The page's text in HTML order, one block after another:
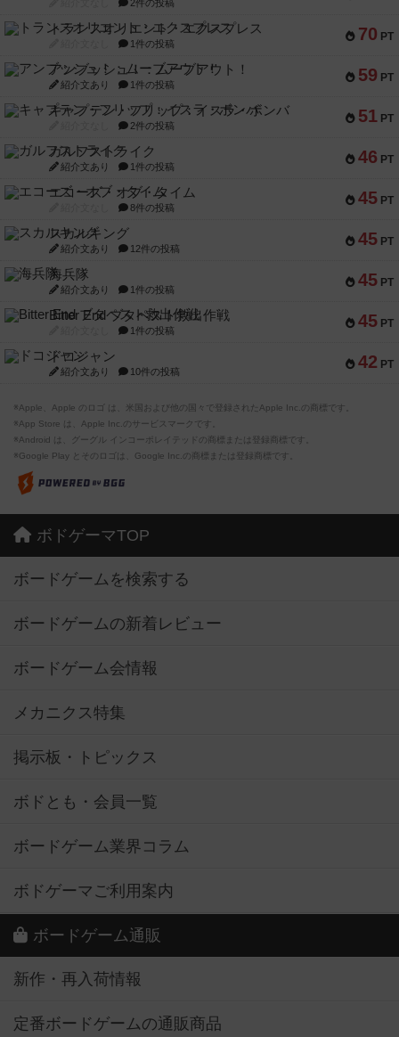
2件の投稿
70 PT
トランスオリエント・エクスプレス
1件の投稿
59 PT
アンブッシュ！：ムーブアウト！
紹介文あり 1件の投稿
51 PT
キャプテン・フリップ：イスラ・ボンバ
2件の投稿
46 PT
ガルフストライク
紹介文あり 1件の投稿
45 PT
エコーズ・オブ・タイム
8件の投稿
45 PT
スカルキング
紹介文あり 12件の投稿
45 PT
海兵隊
紹介文あり 1件の投稿
45 PT
Bitter End ブタペスト救出作戦
1件の投稿
42 PT
ドコジャン
紹介文あり 10件の投稿
※Apple、Apple のロゴ は、米国および他の国々で登録されたApple Inc.の商標です。
※App Store は、Apple Inc.のサービスマークです。
※Android は、グーグル インコーポレイテッドの商標または登録商標です。
※Google Play とそのロゴは、Google Inc.の商標または登録商標です。
ボドゲーマTOP
ボードゲームを検索する
ボードゲームの新着レビュー
ボードゲーム会情報
メカニクス特集
掲示板・トピックス
ボドとも・会員一覧
ボードゲーム業界コラム
ボドゲーマご利用案内
ボードゲーム通販
新作・再入荷情報
定番ボードゲームの通販商品